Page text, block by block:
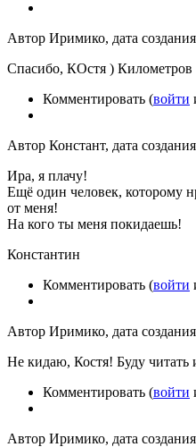
Автор Иримико, дата
Спасибо, КОстя ) Километров
Комментировать (войти
Автор Констант, дата
Ира, я плачу!
Ещё один человек, которому
от меня!
На кого ты меня покидаешь!
Константин
Комментировать (войти
Автор Иримико, дата
Не кидаю, Костя! Буду читать
Комментировать (войти
Автор Иримико, дата